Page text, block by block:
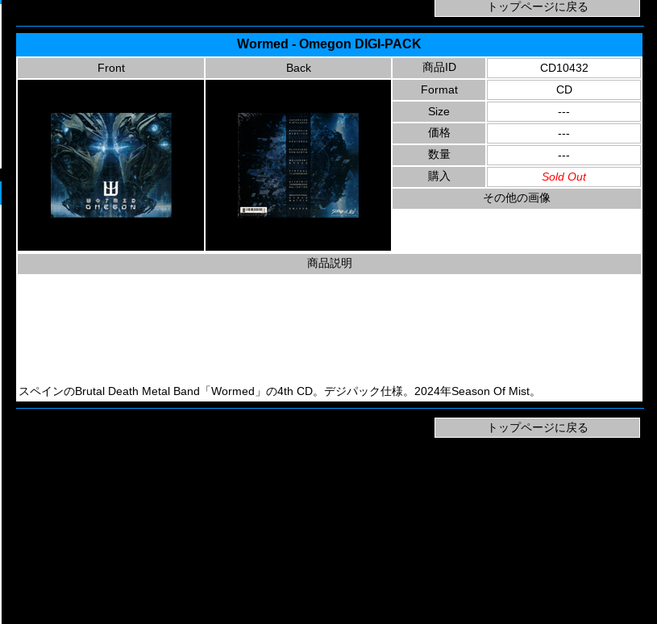
Wormed - Omegon DIGI-PACK
Front Back 商品ID
CD10432
Format
CD
Size
---
価格
---
数量
---
購入
Sold Out
その他の画像
商品説明
スペインのBrutal Death Metal Band「Wormed」の4th CD。デジパック仕様。2024年Season Of Mist。